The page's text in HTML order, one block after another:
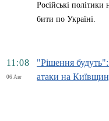
Російські
бити по Україні.
11:08
06 Авг
"Рішення
атаки на